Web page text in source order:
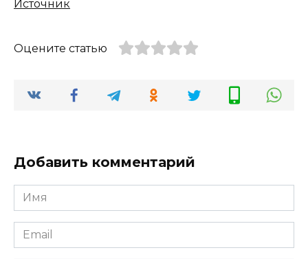
Источник
Оцените статью
Добавить комментарий
Имя
*
Email
*